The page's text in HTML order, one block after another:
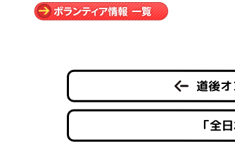
道後
「全